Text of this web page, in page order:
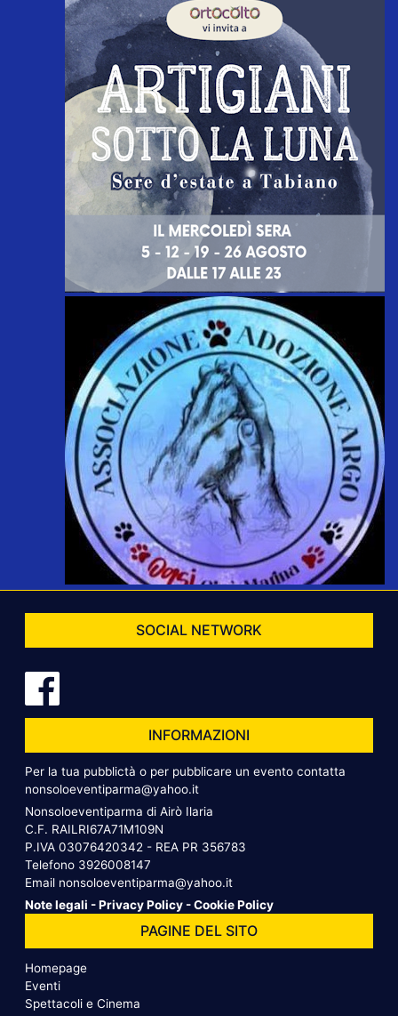
SOCIAL NETWORK
INFORMAZIONI
Per la tua pubblictà o per pubblicare un evento contatta
nonsoloeventiparma@yahoo.it
Nonsoloeventiparma di Airò Ilaria
C.F. RAILRI67A71M109N
P.IVA 03076420342 - REA PR 356783
Telefono 3926008147
Email nonsoloeventiparma@yahoo.it
Note legali -Privacy Policy -Cookie Policy
PAGINE DEL SITO
Homepage
Eventi
Spettacoli e Cinema